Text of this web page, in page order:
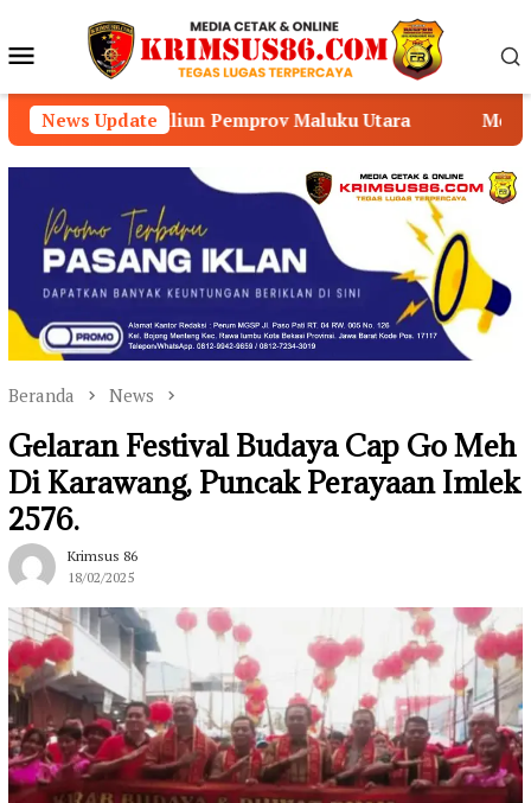
konten Menu
Mobile
News Update
Pemprov Maluku Utara Mengurus Dokumen
Beranda News
Gelaran Festival Budaya Cap Go Meh
Di Karawang, Puncak Perayaan Imlek
2576.
Krimsus 86
18/02/2025